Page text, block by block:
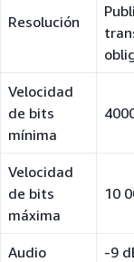
Resolución
Velocidad
de bits
mínima
Velocidad
de bits
máxima
10
Audio -9